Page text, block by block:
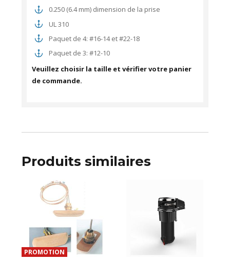
0.250 (6.4 mm) dimension de la prise
UL 310
Paquet de 4: #16-14 et #22-18
Paquet de 3: #12-10
Veuillez choisir la taille et vérifier votre panier
de commande.
Produits similaires
PROMOTION